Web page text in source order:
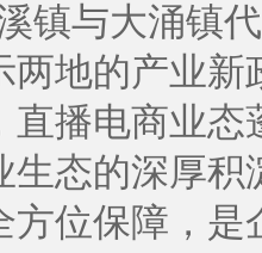
镇与大涌镇
两地的产业
直播电商业
生态的深厚
方位保障，